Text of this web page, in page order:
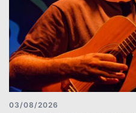
03/08/2026